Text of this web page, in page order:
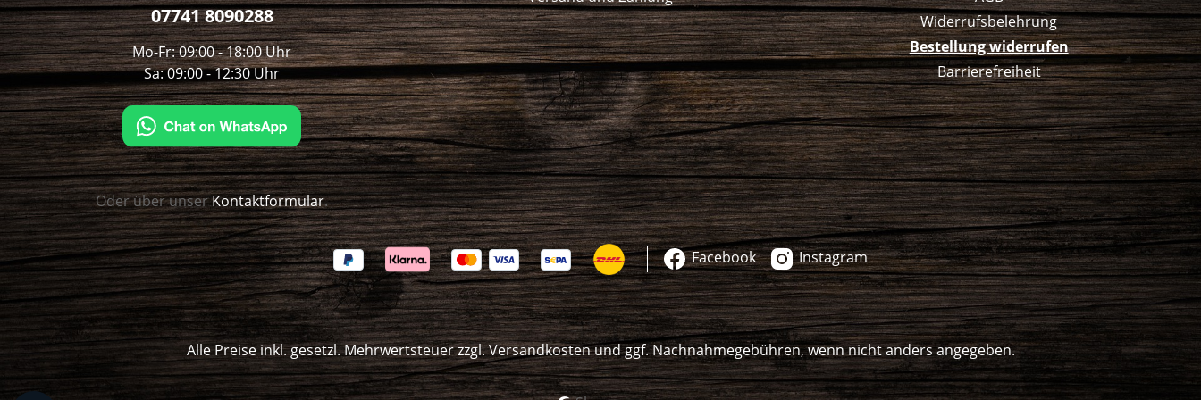
07741 8090288
Mo-Fr: 09:00 - 18:00 Uhr
Sa: 09:00 - 12:30 Uhr
Oder über unserKontaktformular.
Widerrufsbelehrung
Bestellung widerrufen
Barrierefreiheit
Facebook Instagram
Alle Preise inkl. gesetzl. Mehrwertsteuer zzgl.Versandkostenund ggf. Nachnahmegebühren, wenn nicht anders angegeben.